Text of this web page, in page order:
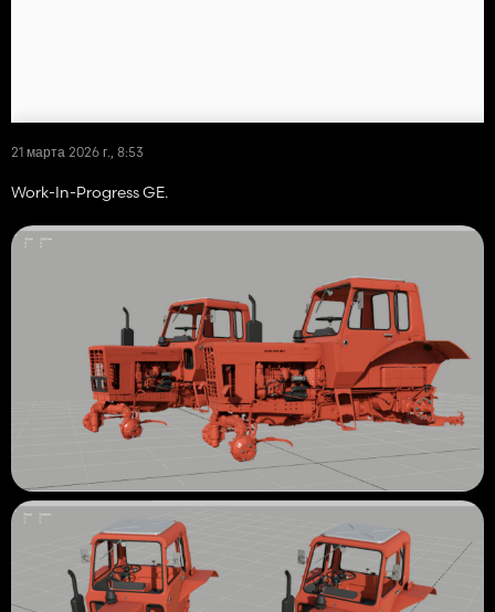
21 марта 2026 г., 8:53
Work-In-Progress GE.